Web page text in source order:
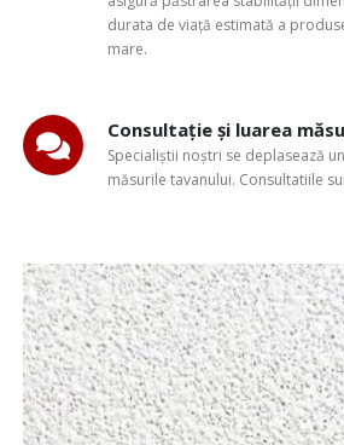
durata de viață estimată a
mare.
Consultație și luarea
Specialiștii noștri se deplasează
măsurile tavanului. Consultatiile